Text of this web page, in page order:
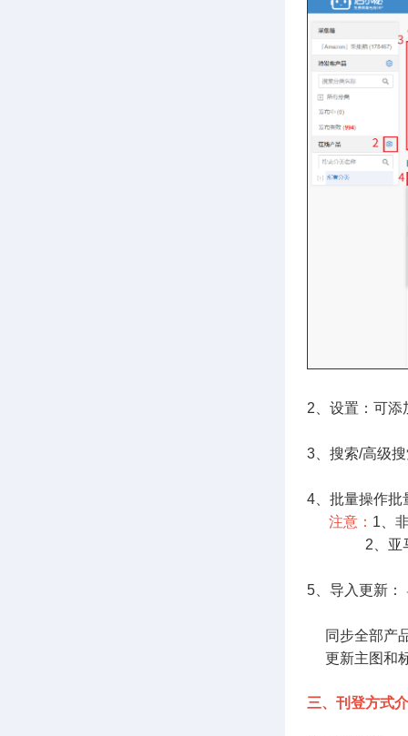
2、设置：可添
3、搜索/高级
4、批量操作批
注意： 1、
2、亚马逊的
5、导入更新
同步全部产
更新主图和标
三、刊登方式